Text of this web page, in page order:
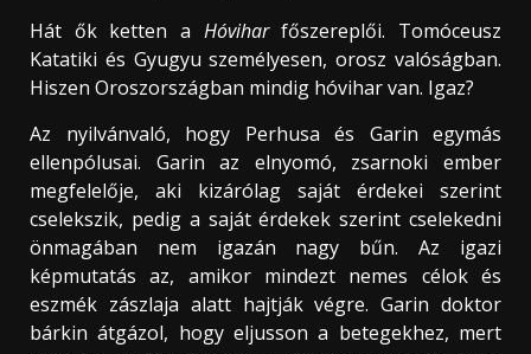
Hát ők ketten a Hóviharfőszereplői. Tomóceusz
Katatiki és Gyugyu személyesen, orosz valóságban.
Hiszen Oroszországban mindig hóvihar van. Igaz?
Az nyilvánvaló, hogy Perhusa és Garin egymás
ellenpólusai. Garin az elnyomó, zsarnoki ember
megfelelője, aki kizárólag saját érdekei szerint
cselekszik, pedig a saját érdekek szerint cselekedni
önmagában nem igazán nagy bűn. Az igazi
képmutatás az, amikor mindezt nemes célok és
eszmék zászlaja alatt hajtják végre. Garin doktor
bárkin átgázol, hogy eljusson a betegekhez, mert